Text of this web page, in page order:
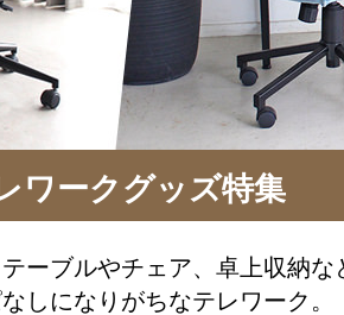
ワークグッズ特集
ーブルやチェア、卓上収納な
しになりがちなテレワーク。